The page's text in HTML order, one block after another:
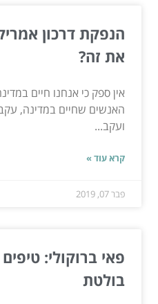
הנפקת דרכון
את זה?
אין ספק כי אנחנו חיים
האנשים שחיים במדינה,
ועקב...
קרא עוד »
פבר 07, 2019
פאי ברוקולי:
בולטת